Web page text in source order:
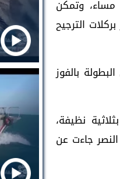
وفي ثاني مواجهات الدور ربع النهائي، يواجه التلال نادي الشعلة الساعة 21:30 مساء، وتمكن
الترجيح
بالفوز
نظيفة،
الثلاثاء 16 رمضان، ثلاثية النصر جاءت عن